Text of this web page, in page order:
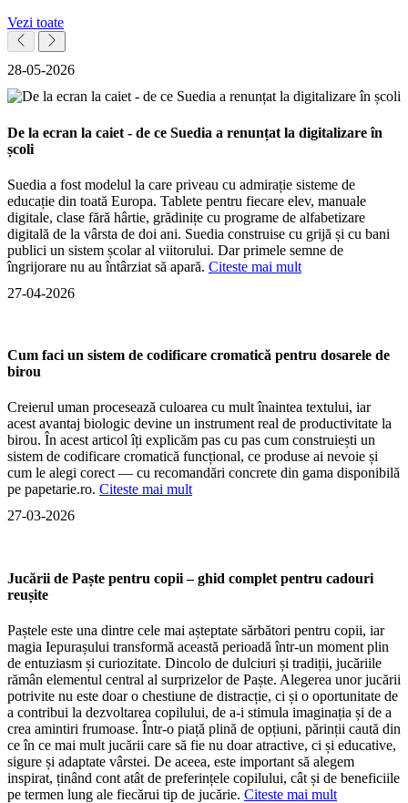
Vezi toate
28-05-2026
De la ecran la caiet - de ce Suedia a renunțat la digitalizare în
școli
Suedia a fost modelul la care priveau cu admirație sisteme de
educație din toată Europa. Tablete pentru fiecare elev, manuale
digitale, clase fără hârtie, grădinițe cu programe de alfabetizare
digitală de la vârsta de doi ani. Suedia construise cu grijă și cu bani
publici un sistem școlar al viitorului. Dar primele semne de
îngrijorare nu au întârziat să apară. Citeste mai mult
27-04-2026
Cum faci un sistem de codificare cromatică pentru dosarele de
birou
Creierul uman procesează culoarea cu mult înaintea textului, iar
acest avantaj biologic devine un instrument real de productivitate la
birou. În acest articol îți explicăm pas cu pas cum construiești un
sistem de codificare cromatică funcțional, ce produse ai nevoie și
cum le alegi corect — cu recomandări concrete din gama disponibilă
pe papetarie.ro. Citeste mai mult
27-03-2026
Jucării de Paște pentru copii – ghid complet pentru cadouri
reușite
Paștele este una dintre cele mai așteptate sărbători pentru copii, iar
magia Iepurașului transformă această perioadă într-un moment plin
de entuziasm și curiozitate. Dincolo de dulciuri și tradiții, jucăriile
rămân elementul central al surprizelor de Paște. Alegerea unor jucării
potrivite nu este doar o chestiune de distracție, ci și o oportunitate de
a contribui la dezvoltarea copilului, de a-i stimula imaginația și de a
crea amintiri frumoase. Într-o piață plină de opțiuni, părinții caută din
ce în ce mai mult jucării care să fie nu doar atractive, ci și educative,
sigure și adaptate vârstei. De aceea, este important să alegem
inspirat, ținând cont atât de preferințele copilului, cât și de beneficiile
pe termen lung ale fiecărui tip de jucărie. Citeste mai mult